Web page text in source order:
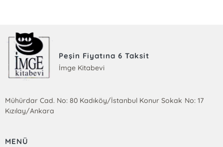
Peşin Fiyatına 6 Taksit
İmge Kitabevi
Mühürdar Cad. No: 80 Kadıköy/İstanbul Konur Sokak No: 17
Kızılay/Ankara
MENÜ